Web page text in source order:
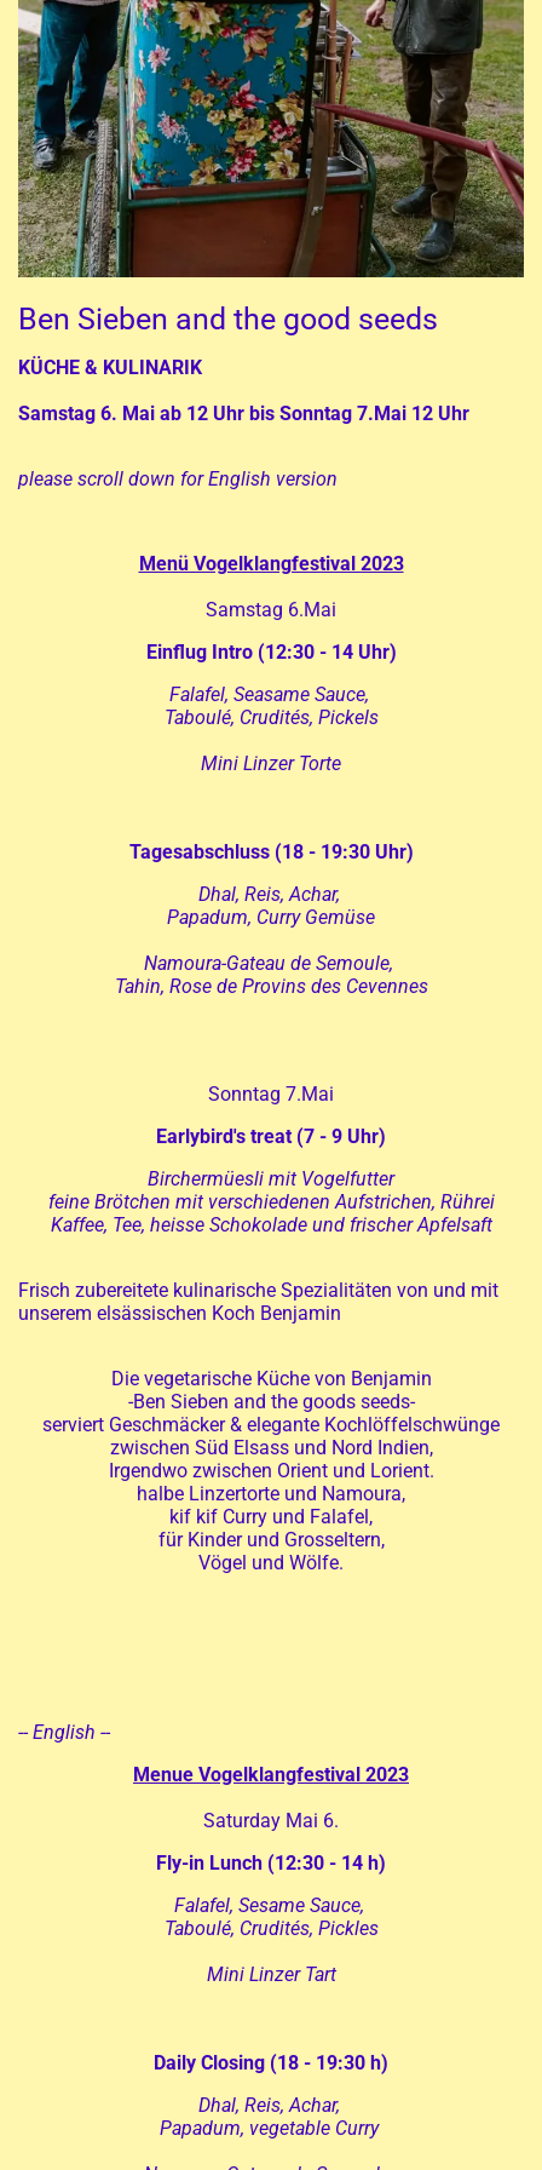
Ben Sieben and the good seeds
KÜCHE & KULINARIK
Samstag 6. Mai ab 12 Uhr bis Sonntag 7.Mai 12 Uhr
please scroll down for English version
Menü Vogelklangfestival 2023
Samstag 6.Mai
Einflug Intro (12:30 - 14 Uhr)
Falafel, Seasame Sauce,
Taboulé, Crudités, Pickels
Mini Linzer Torte
Tagesabschluss (18 - 19:30 Uhr)
Dhal, Reis, Achar,
Papadum, Curry Gemüse
Namoura-Gateau de Semoule,
Tahin, Rose de Provins des Cevennes
Sonntag 7.Mai
Earlybird's treat (7 - 9 Uhr)
Birchermüesli mit Vogelfutter
feine Brötchen mit verschiedenen Aufstrichen, Rührei
Kaffee, Tee, heisse Schokolade und frischer Apfelsaft
Frisch zubereitete kulinarische Spezialitäten von und mit
unserem elsässischen Koch Benjamin
Die vegetarische Küche von Benjamin
-Ben Sieben and the goods seeds-
serviert Geschmäcker & elegante Kochlöffelschwünge
zwischen Süd Elsass und Nord Indien,
Irgendwo zwischen Orient und Lorient.
halbe Linzertorte und Namoura,
kif kif Curry und Falafel,
für Kinder und Grosseltern,
Vögel und Wölfe.
--English --
Menue Vogelklangfestival 2023
Saturday Mai 6.
Fly-in Lunch (12:30 - 14 h)
Falafel, Sesame Sauce,
Taboulé, Crudités, Pickles
Mini Linzer Tart
Daily Closing (18 - 19:30 h)
Dhal, Reis, Achar,
Papadum, vegetable Curry